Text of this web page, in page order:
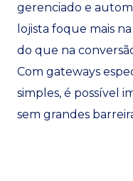
gerenciado e
lojista foque mais
do que na
Com gateways
simples, é possível
sem grandes